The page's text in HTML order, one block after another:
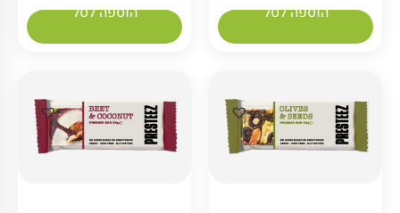
הוספה לסל הוספה לסל